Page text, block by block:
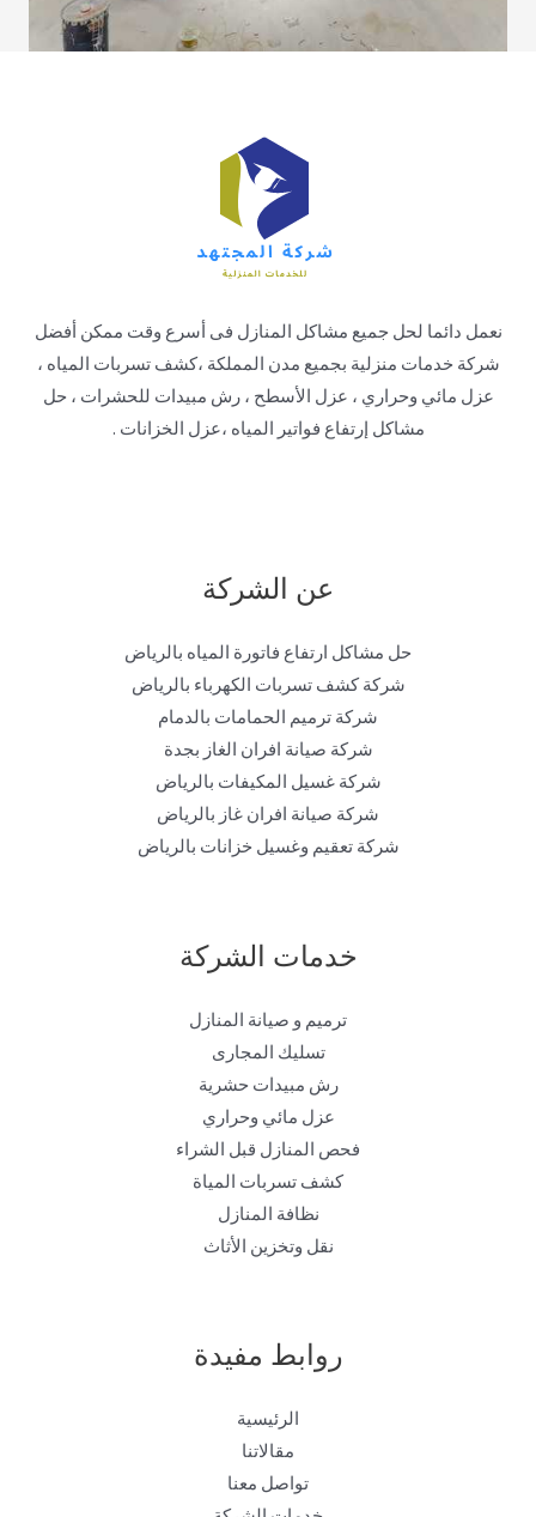
نعمل دائما لحل جميع مشاكل المنازل فى أسرع وقت ممكن أفضل
شركة خدمات منزلية بجميع مدن المملكة ،كشف تسربات المياه ،
عزل مائي وحراري ، عزل الأسطح ، رش مبيدات للحشرات ، حل
مشاكل إرتفاع فواتير المياه ،عزل الخزانات .
عن الشركة
حل مشاكل ارتفاع فاتورة المياه بالرياض
شركة كشف تسربات الكهرباء بالرياض
شركة ترميم الحمامات بالدمام
شركة صيانة افران الغاز بجدة
شركة غسيل المكيفات بالرياض
شركة صيانة افران غاز بالرياض
شركة تعقيم وغسيل خزانات بالرياض
خدمات الشركة
ترميم و صيانة المنازل
تسليك المجارى
رش مبيدات حشرية
عزل مائي وحراري
فحص المنازل قبل الشراء
كشف تسربات المياة
نظافة المنازل
نقل وتخزين الأثاث
روابط مفيدة
الرئيسية
مقالاتنا
تواصل معنا